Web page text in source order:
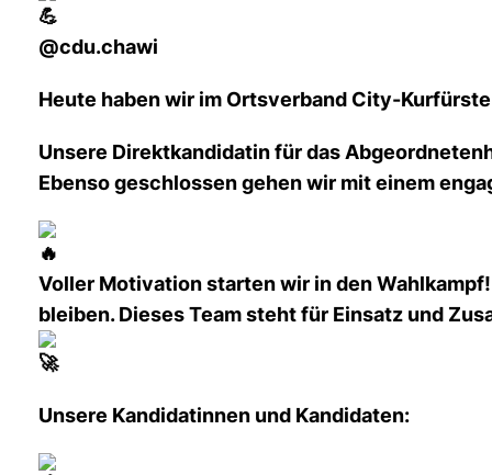
@cdu.chawi
Heute haben wir im Ortsverband City-
Unsere Direktkandidatin für das
Ebenso geschlossen gehen wir mit einem
Voller Motivation starten wir in den
bleiben. Dieses Team steht für Einsatz und
Unsere Kandidatinnen und Kandidaten: